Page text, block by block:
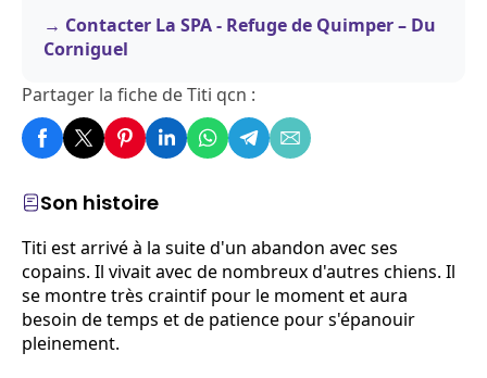
Son histoire
Titi est arrivé à la suite d'un abandon avec ses
copains. Il vivait avec de nombreux d'autres chiens. Il
se montre très craintif pour le moment et aura
besoin de temps et de patience pour s'épanouir
pleinement.
Contacter La SPA - Refuge de Quimper – Du
Corniguel
Partager la fiche de Titi qcn :